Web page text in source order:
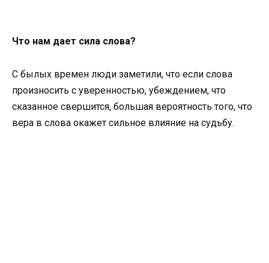
Что нам дает сила слова?
С былых времен люди заметили, что если слова
произносить с уверенностью, убеждением, что
сказанное свершится, большая вероятность того, что
вера в слова окажет сильное влияние на судьбу.